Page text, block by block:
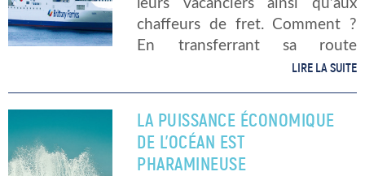
leurs vacanciers ainsi qu’aux
chaffeurs de fret. Comment ?
En transferrant sa route
maritime Cork-Santander vers
leur permettra de garder un
engagement sur le marché
irlandais, […]
LIRE LA SUITE
LA PUISSANCE ÉCONOMIQUE
DE L’OCÉAN EST
PHARAMINEUSE